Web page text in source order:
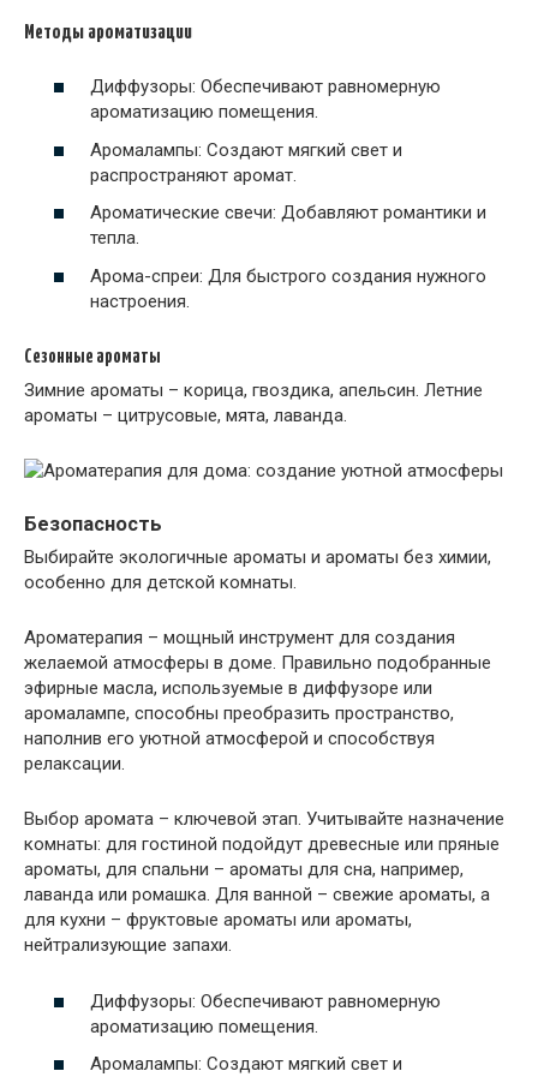
Методы ароматизации
Диффузоры: Обеспечивают равномерную
ароматизацию помещения.
Аромалампы: Создают мягкий свет и
распространяют аромат.
Ароматические свечи: Добавляют романтики и
тепла.
Арома-спреи: Для быстрого создания нужного
настроения.
Сезонные ароматы
Зимние ароматы – корица, гвоздика, апельсин. Летние
ароматы – цитрусовые, мята, лаванда.
Безопасность
Выбирайте экологичные ароматы и ароматы без химии,
особенно для детской комнаты.
Ароматерапия – мощный инструмент для создания
желаемой атмосферы в доме. Правильно подобранные
эфирные масла, используемые в диффузоре или
аромалампе, способны преобразить пространство,
наполнив его уютной атмосферой и способствуя
релаксации.
Выбор аромата – ключевой этап. Учитывайте назначение
комнаты: для гостиной подойдут древесные или пряные
ароматы, для спальни – ароматы для сна, например,
лаванда или ромашка. Для ванной – свежие ароматы, а
для кухни – фруктовые ароматы или ароматы,
нейтрализующие запахи.
Диффузоры: Обеспечивают равномерную
ароматизацию помещения.
Аромалампы: Создают мягкий свет и